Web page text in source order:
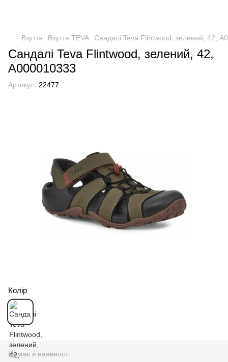
Взуття Взуття TEVA Сандалі Teva Flintwood, зелений, 42,
Сандалі Teva Flintwood, зелений, 42,
А000010333
Артикул: 22477
Колір
Немає в наявності